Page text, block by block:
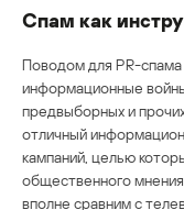
Спам как
Поводом для PR-
информационные
предвыборных и
отличный
кампаний, целью
общественного
вполне сравним с